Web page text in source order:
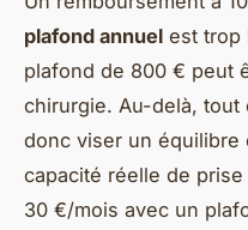
plafond annuel est trop
plafond de 800 € peut
chirurgie. Au-delà, tout
donc viser un équilibre
capacité réelle de
30 €/mois avec un